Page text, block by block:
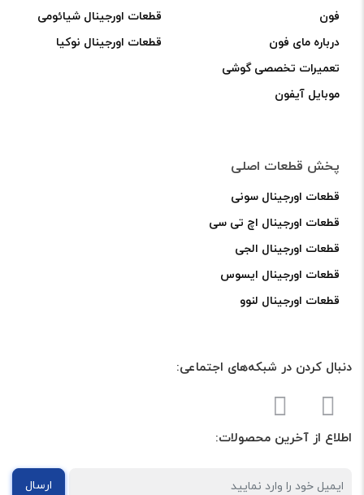
فون
درباره مای فون
تعمیرات تخصصی گوشی
موبایل آیفون
قطعات اورجینال شیائومی
قطعات اورجینال نوکیا
پخش قطعات اصلی
قطعات اورجینال سونی
قطعات اورجینال اچ تی سی
قطعات اورجینال الجی
قطعات اورجینال ایسوس
قطعات اورجینال لنوو
دنبال کردن در شبکه‌های اجتماعی:
اطلاع از آخرین محصولات:
ارسال